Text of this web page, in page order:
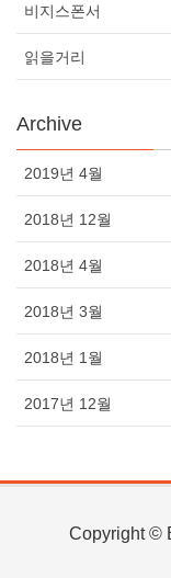
비지스폰서
읽을거리
Archive
2019년 4월
2018년 12월
2018년 4월
2018년 3월
2018년 1월
2017년 12월
Copyright ©